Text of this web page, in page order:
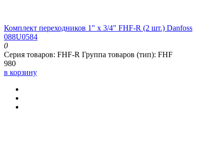
Комплект переходников 1" x 3/4" FHF-R (2 шт.) Danfoss
088U0584
0
Серия товаров: FHF-R Группа товаров (тип): FHF
980
в корзину